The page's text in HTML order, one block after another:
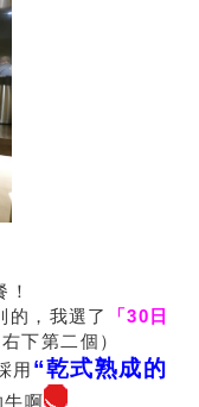
的，我選了
「30日
下第二個）
用 “乾式熟成的
牛啊